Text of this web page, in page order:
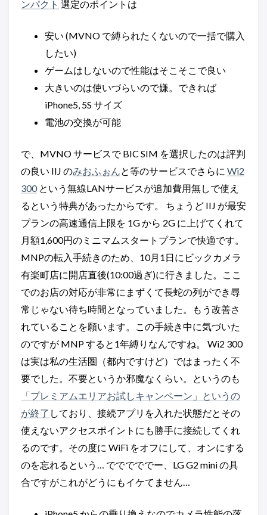
ンパクト 選定のポイントは
安い (MVNO で縛られたくないので一括で購入
したい)
ゲームはしないので性能はそこそこで良い
大きいのは使いづらいので嫌。できれば
iPhone5, 5S サイズ
電池の交換が可能
で、MVNO サービスで BIC SIM を選択したのは評判
の良い IIJ のみおふぉんと等のサービスでさらに Wi2
300という無線LANサービスが追加費用無しで使え
るという特典があったからです。 ちょうど IIJ が最安
プランの高速通信上限を 1G から 2G に上げてくれて
月額1,600円のミニマムスタートプランで快適です。
MNPの転入手続きのため、10月1日にビックカメラ
有楽町店に開店直後(10:00過ぎ)に行きました。ここ
でのお店の対応が非常にまずくて長蛇の列ができ尋
常じゃない待ち時間となっていました。もう改善さ
れていることを願います。この手続き中に気づいた
のですが MNP すると1年縛りなんですね。 Wi2 300
は実は私の生活圏（都内ですけど）ではまったく不
要でした。不要というか邪魔なくらい。というのも
「プレミアムエリアお試しキャンペーン」というの
が終了 しており、接続アプリを入れた状態だとその
使えないアクセスポイントにも勝手に接続してくれ
るのです。その度に WiFi をオフにして、オンにする
のを忘れるという… でででででー、LG G2 mini の具
合ですがこれがどうにもイケてません…